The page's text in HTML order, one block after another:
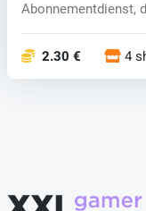
Abonnementdienst,
2.30 € 4